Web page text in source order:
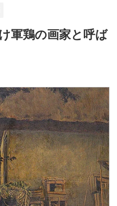
軍鶏の画家と呼ば